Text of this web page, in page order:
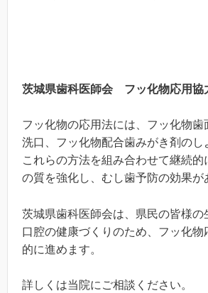
茨城県歯科医師会 フッ化物応用協
フッ化物の応用法には、フッ化物歯
洗口、フッ化物配合歯みがき剤のし
これらの方法を組み合わせて継続
の質を強化し、むし歯予防の効果が
茨城県歯科医師会は、県民の皆様の
口腔の健康づくりのため、フッ化物
的に進めます。
詳しくは当院にご相談ください。